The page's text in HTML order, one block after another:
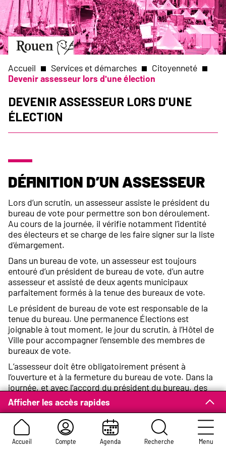
Aller
au
contenu
principal
Aller
à
page
d’accueil
Slide
of
1
Accueil Compte Agenda Recherche Menu
Fil
d'Ariane
Accueil Services et démarches
Citoyenneté
Devenir assesseur lors d'une élection
Devenir assesseur lors d'une
élection
Afficher les accès rapides
Définition d’un assesseur
Lors d’un scrutin, un assesseur assiste le président du
bureau de vote pour permettre son bon déroulement.
Au cours de la journée, il vérifie notamment l’identité
des électeurs et se charge de les faire signer sur la liste
d’émargement.
Dans un bureau de vote, un assesseur est toujours
entouré d’un président de bureau de vote, d’un autre
assesseur et assisté de deux agents municipaux
parfaitement formés à la tenue des bureaux de vote.
Le président de bureau de vote est responsable de la
tenue du bureau. Une permanence Élections est
joignable à tout moment, le jour du scrutin, à l’Hôtel de
Ville pour accompagner l’ensemble des membres de
bureaux de vote.
L’assesseur doit être obligatoirement présent à
l’ouverture et à la fermeture du bureau de vote. Dans la
journée, et avec l’accord du président du bureau, des
relais entre les assesseurs peuvent être mis en place
pour la tenue du bureau.